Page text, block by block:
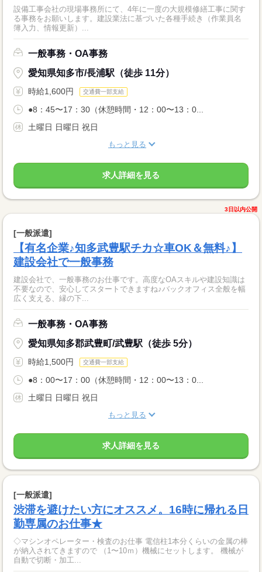
設備工事会社の現場事務所にて、4年に一度の大規模修繕工事に関す
る事務をお願いします。建設業法に基づいた各種手続き（作業員名
簿入力、情報更新）...
一般事務・OA事務
愛知県知多市/長浦駅（徒歩 11分）
時給1,600円 交通費一部支給
●8：45〜17：30（休憩時間・12：00〜13：0...
土曜日 日曜日 祝日
もっと見る
求人詳細を見る
3日以内公開
[一般派遣]
【有名企業♪知多武豊駅チカ☆車OK＆無料♪】
建設会社で一般事務
建設会社で、一般事務のお仕事です。高度なOAスキルや建設知識は
不要なので、安心してスタートできますね♪バックオフィス全般を幅
広く支える、縁の下...
一般事務・OA事務
愛知県知多郡武豊町/武豊駅（徒歩 5分）
時給1,500円 交通費一部支給
●8：00〜17：00（休憩時間・12：00〜13：0...
土曜日 日曜日 祝日
もっと見る
求人詳細を見る
[一般派遣]
渋滞を避けたい方にオススメ。16時に帰れる日
勤専属のお仕事★
◇マシンオペレーター・検査のお仕事 電信柱1本分くらいの金属の棒
が納入されてきますので （1〜10ｍ）機械にセットします。 機械が
自動で切断・加工...